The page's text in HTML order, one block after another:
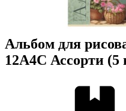
Альбом для
12А4С Ассорти (5